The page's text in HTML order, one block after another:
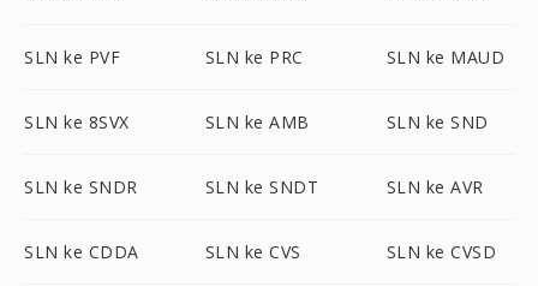
SLN ke PVF SLN ke PRC SLN ke MAUD
SLN ke 8SVX SLN ke AMB SLN ke SND
SLN ke SNDR SLN ke SNDT SLN ke AVR
SLN ke CDDA SLN ke CVS SLN ke CVSD